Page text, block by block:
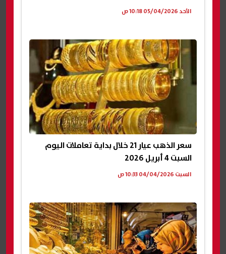
الأحد 05/04/2026 10:18 ص
سعر الذهب عيار 21 خلال بداية تعاملات اليوم
السبت 4 أبريل 2026
السبت 04/04/2026 10:33 ص